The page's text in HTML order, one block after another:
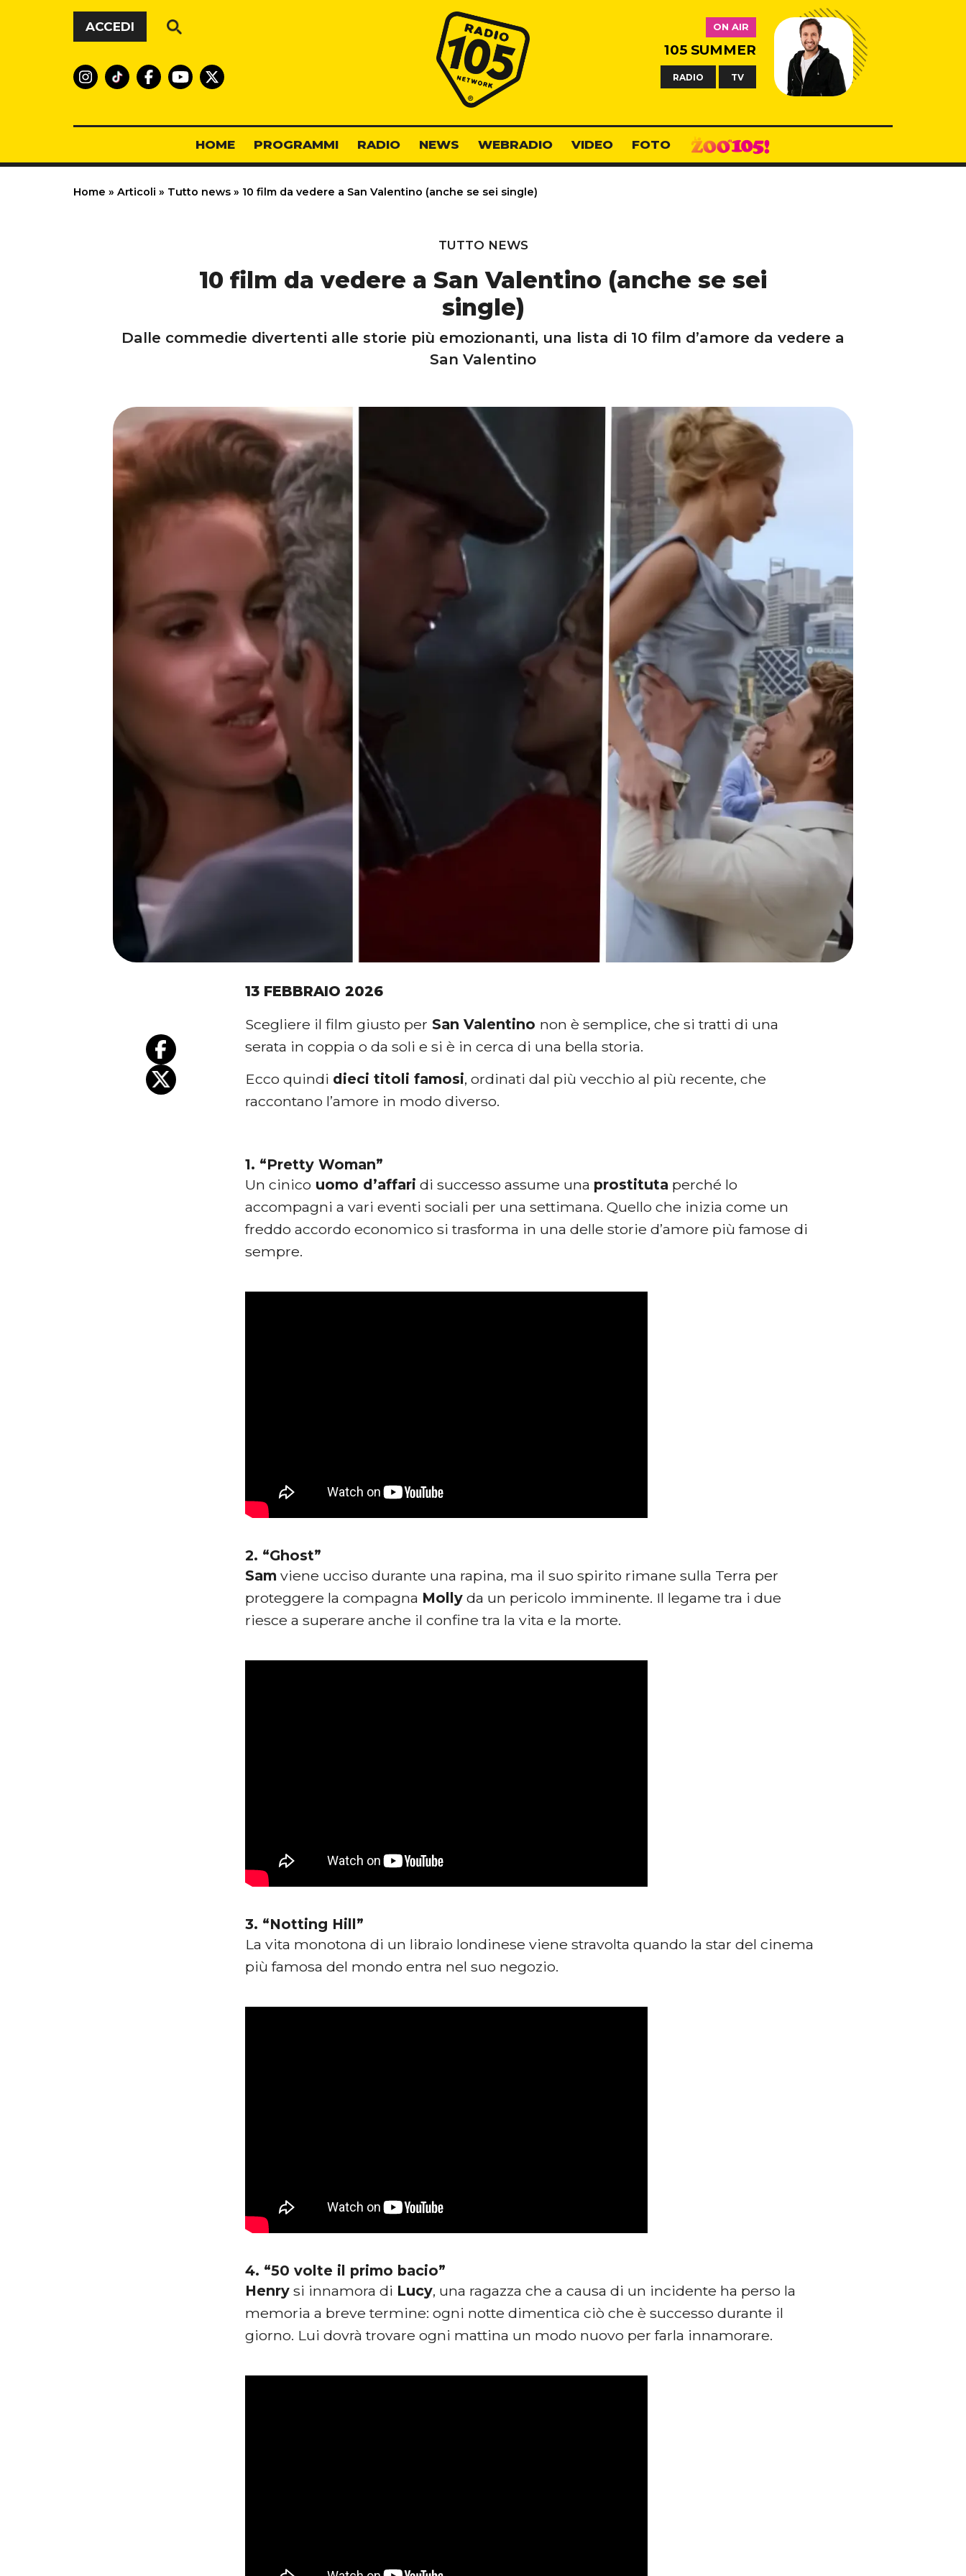
Vai al contenuto
ACCEDI
Radio 105
ON AIR
105 SUMMER
RADIO TV
HOME PROGRAMMI RADIO NEWS WEBRADIO VIDEO FOTO
Home » Articoli » Tutto news » 10 film da vedere a San Valentino (anche se sei single)
TUTTO NEWS
10 film da vedere a San Valentino (anche se sei
single)
Dalle commedie divertenti alle storie più emozionanti, una lista di 10 film d’amore da vedere a
San Valentino
13 FEBBRAIO 2026
Scegliere il film giusto per San Valentino non è semplice, che si tratti di una
serata in coppia o da soli e si è in cerca di una bella storia.
Ecco quindi dieci titoli famosi, ordinati dal più vecchio al più recente, che
raccontano l’amore in modo diverso.
1. “Pretty Woman”
Un cinico uomo d’affari di successo assume una prostituta perché lo
accompagni a vari eventi sociali per una settimana. Quello che inizia come un
freddo accordo economico si trasforma in una delle storie d’amore più famose di
sempre.
2. “Ghost”
Sam viene ucciso durante una rapina, ma il suo spirito rimane sulla Terra per
proteggere la compagna Molly da un pericolo imminente. Il legame tra i due
riesce a superare anche il confine tra la vita e la morte.
3. “Notting Hill”
La vita monotona di un libraio londinese viene stravolta quando la star del cinema
più famosa del mondo entra nel suo negozio.
4. “50 volte il primo bacio”
Henry si innamora di Lucy, una ragazza che a causa di un incidente ha perso la
memoria a breve termine: ogni notte dimentica ciò che è successo durante il
giorno. Lui dovrà trovare ogni mattina un modo nuovo per farla innamorare.